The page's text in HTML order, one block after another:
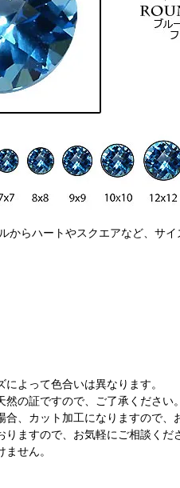
からハートやスクエアなど、サ
よって色合いは異なります。
の証ですので、ご了承ください。
、カット加工になりますので、
ますので、お気軽にご相談くだ
せん。